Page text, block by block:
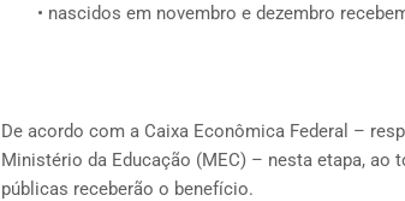
• nascidos em novembro e dezembro
De acordo com a Caixa Econômica Federal –
Ministério da Educação (MEC) – nesta etapa, ao
públicas receberão o benefício.